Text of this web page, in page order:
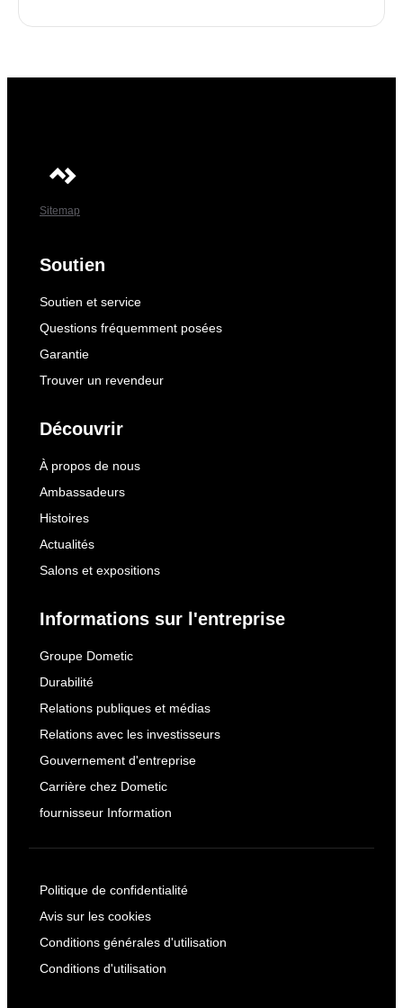
Sitemap
Soutien
Soutien et service
Questions fréquemment posées
Garantie
Trouver un revendeur
Découvrir
À propos de nous
Ambassadeurs
Histoires
Actualités
Salons et expositions
Informations sur l'entreprise
Groupe Dometic
Durabilité
Relations publiques et médias
Relations avec les investisseurs
Gouvernement d'entreprise
Carrière chez Dometic
fournisseur Information
Politique de confidentialité
Avis sur les cookies
Conditions générales d'utilisation
Conditions d'utilisation